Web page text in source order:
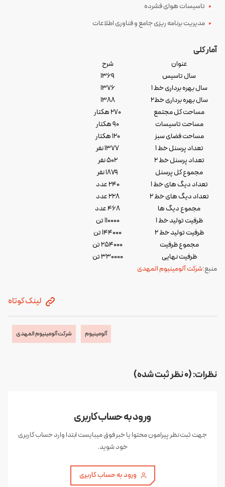
تاسیسات هوای فشرده
مدیریت برنامه ریزی جامع و فناوری اطلاعات
آمار کلی
عنوان
شرح
سال تاسیس
۱۳۶۹
سال بهره برداری خط ۱
۱۳۷۶
سال بهره برداری خط۲
۱۳۸۸
مساحت کل مجتمع
۲۷۰ هکتار
مساحت تاسیسات
۹۰ هکتار
مساحت فضای سبز
۱۲۰ هکتار
تعداد پرسنل خط ۱
۱۳۷۷ نفر
تعداد پرسنل خط ۲
۵۰۲ نفر
مجموع کل پرسنل
۱۸۷۹ نفر
تعداد دیگ های خط ۱
۲۴۰ عدد
تعداد دیگ های خط ۲
۲۲۸ عدد
مجموع دیگ ها
۴۶۸ عدد
ظرفیت تولید خط ۱
۱۱۰۰۰۰ تن
ظرفیت تولید خط ۲
۱۴۴۰۰۰ تن
مجموع ظرفیت
۲۵۴۰۰۰ تن
ظرفیت نهایی
۳۳۰۰۰۰ تن
منبع:شرکت آلومینیوم المهدی
لینک کوتاه
آلومینیوم شرکت آلومینیوم المهدی
نظرات: (0 نظر ثبت شده)
ورود به حساب کاربری
جهت ثبت نظر پیرامون محتوا یا خبر فوق میبایست ابتدا وارد حساب کاربری
خود شوید.
ورود به حساب کاربری